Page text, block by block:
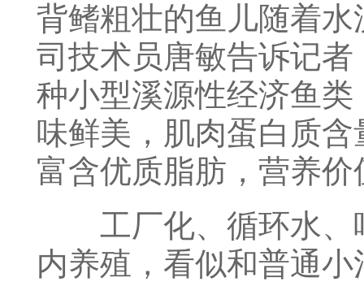
背鳍粗壮的鱼儿随着
司技术员唐敏告诉记
种小型溪源性经济鱼
味鲜美，肌肉蛋白质
富含优质脂肪，营养价
工厂化、循环水、
内养殖，看似和普通